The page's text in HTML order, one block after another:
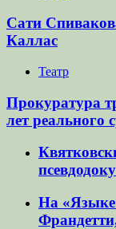
Сати
Каллас
Театр
Прокуратура
лет реального
На «Языке